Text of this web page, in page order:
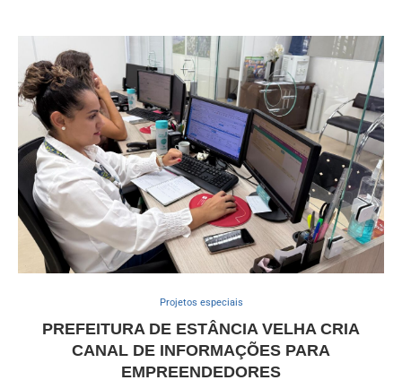
Projetos especiais
PREFEITURA DE ESTÂNCIA VELHA CRIA
CANAL DE INFORMAÇÕES PARA
EMPREENDEDORES